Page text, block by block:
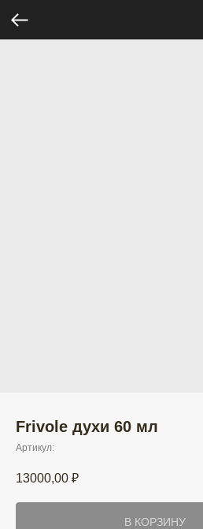
Frivole духи 60 мл
Артикул:
13000,00 ₽
В КОРЗИНУ